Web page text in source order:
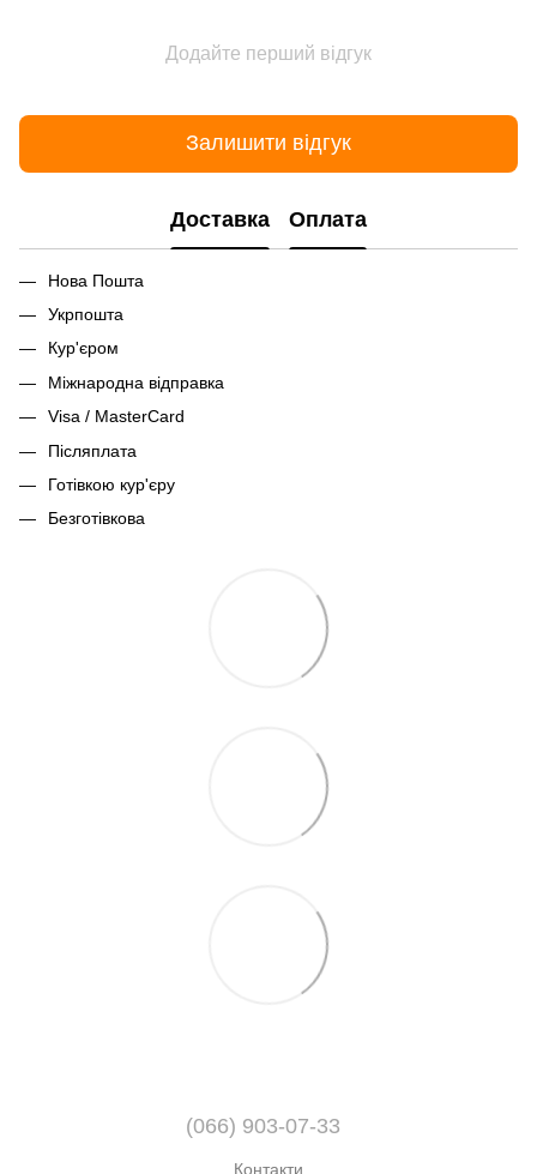
Додайте перший відгук
Залишити відгук
Доставка Оплата
Нова Пошта
Укрпошта
Кур'єром
Міжнародна відправка
Visa / MasterCard
Післяплата
Готівкою кур'єру
Безготівкова
(066) 903-07-33
Контакти